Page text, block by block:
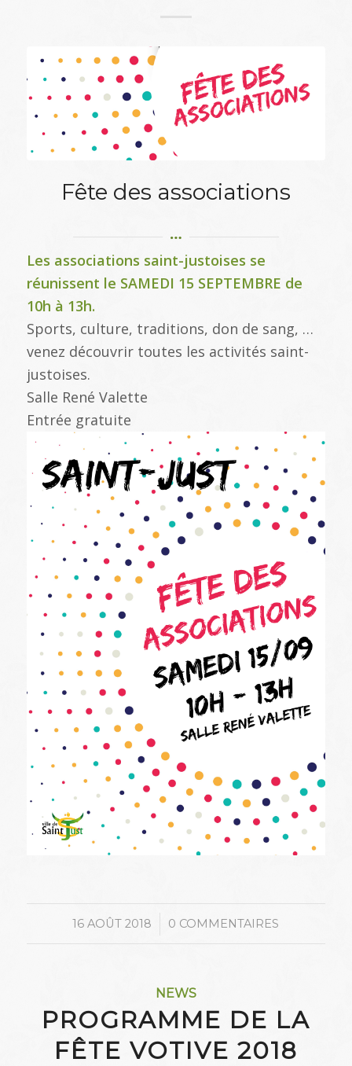
Fête des associations
Les associations saint-justoises se
réunissent le SAMEDI 15 SEPTEMBRE de
10h à 13h.
Sports, culture, traditions, don de sang, …
venez découvrir toutes les activités saint-
justoises.
Salle René Valette
Entrée gratuite
16 AOÛT 2018
/ 0 COMMENTAIRES
NEWS
PROGRAMME DE LA
FÊTE VOTIVE 2018